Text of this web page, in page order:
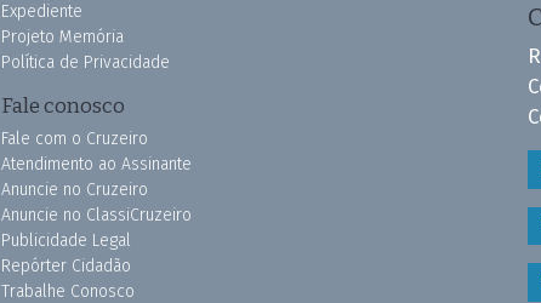
Expediente
Projeto Memória
Política de Privacidade
Fale conosco
Fale com o Cruzeiro
Atendimento ao Assinante
Anuncie no Cruzeiro
Anuncie no ClassiCruzeiro
Publicidade Legal
Repórter Cidadão
Trabalhe Conosco